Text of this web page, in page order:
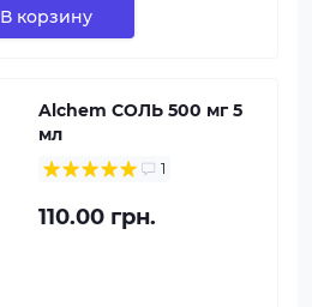
В корзину
Alchem СОЛЬ 500 мг 5
мл
1
110.00 грн.